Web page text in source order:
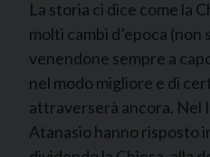
La storia ci dice come la
molti cambi d’epoca
venendone sempre a
nel modo migliore e di
attraverserà ancora. Nel
Atanasio hanno risposto